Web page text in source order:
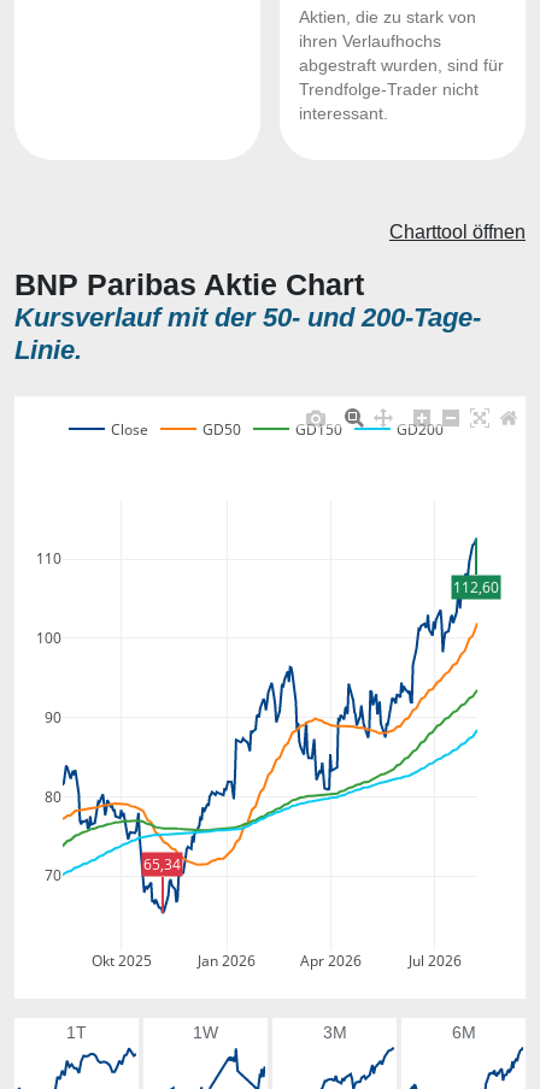
Aktien, die zu stark von
ihren Verlaufhochs
abgestraft wurden, sind für
Trendfolge-Trader nicht
interessant.
BNP Paribas Aktie Chart
Kursverlauf mit der 50- und 200-Tage-
Linie.
Charttool öffnen
Okt 2025 Jan 2026 Apr 2026 Jul 2026
70
80
90
100
110
Close GD50 GD150 GD200
112,60
65,34
1T 1W 3M 6M